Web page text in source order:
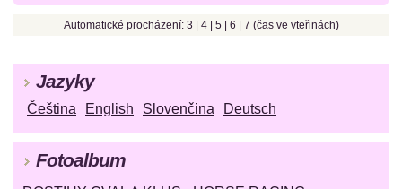
Automatické procházení: 3 4| 5| 6 7 (čas ve vteřinách)
Jazyky
Čeština English Slovenčina Deutsch
Fotoalbum